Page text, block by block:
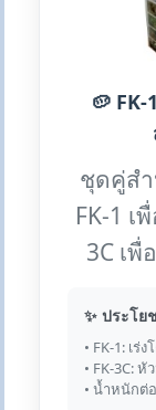
🥔
ชุดคู่ส
FK-1 เ
3C เ
✨ ประโย
• FK-1: เร่
• FK-3C:
• น้ำหนักต่